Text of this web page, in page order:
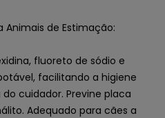
Animais de Estimação:
fluoreto de sódio e
facilitando a higiene
cuidador. Previne placa
Adequado para cães a